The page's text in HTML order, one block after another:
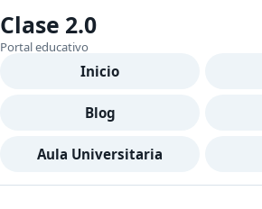
Clase 2.0
Portal educativo
Inicio
Blog
Aula Universitaria